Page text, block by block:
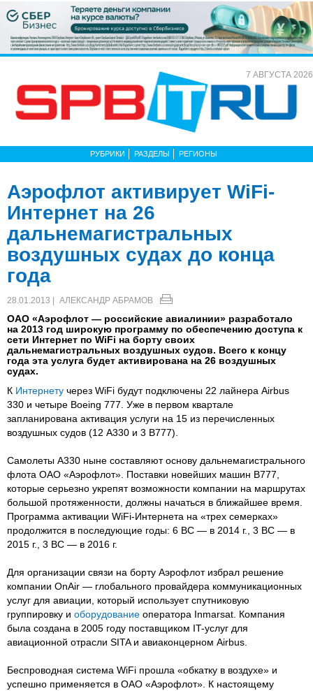
7 АВГУСТА 2026
РУБРИКИ РАЗДЕЛЫ РЕГИОНЫ
Аэрофлот активирует WiFi-
Интернет на 26
дальнемагистральных
воздушных судах до конца
года
28.01.2013 | АЛЕКСАНДР АБРАМОВ
ОАО «Аэрофлот — российские авиалинии» разработало
на 2013 год широкую программу по обеспечению доступа к
сети Интернет по WiFi на борту своих
дальнемагистральных воздушных судов. Всего к концу
года эта услуга будет активирована на 26 воздушных
судах.
К Интернету через WiFi будут подключены 22 лайнера Airbus
330 и четыре Boeing 777. Уже в первом квартале
запланирована активация услуги на 15 из перечисленных
воздушных судов (12 А330 и 3 В777).
Самолеты А330 ныне составляют основу дальнемагистрального
флота ОАО «Аэрофлот». Поставки новейших машин В777,
которые серьезно укрепят возможности компании на маршрутах
большой протяженности, должны начаться в ближайшее время.
Программа активации WiFi-Интернета на «трех семерках»
продолжится в последующие годы: 6 ВС — в 2014 г., 3 ВС — в
2015 г., 3 ВС — в 2016 г.
Для организации связи на борту Аэрофлот избрал решение
компании OnAir — глобального провайдера коммуникационных
услуг для авиации, который использует спутниковую
группировку и оборудование оператора Inmarsat. Компания
была создана в 2005 году поставщиком IT-услуг для
авиационной отрасли SITA и авиаконцерном Airbus.
Беспроводная система WiFi прошла «обкатку в воздухе» и
успешно применяется в ОАО «Аэрофлот». К настоящему